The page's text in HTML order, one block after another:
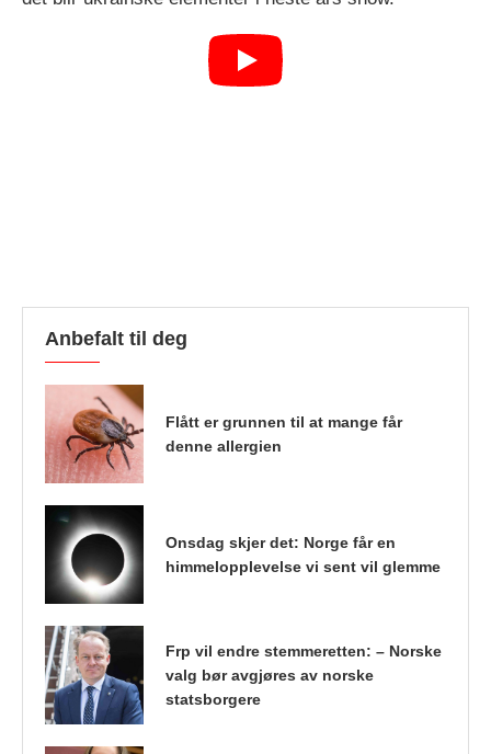
Anbefalt til deg
Flått er grunnen til at mange får
denne allergien
Onsdag skjer det: Norge får en
himmelopplevelse vi sent vil glemme
Frp vil endre stemmeretten: – Norske
valg bør avgjøres av norske
statsborgere